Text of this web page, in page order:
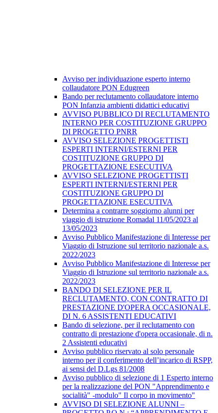
Avviso per individuazione esperto interno
collaudatore PON Edugreen
Bando per reclutamento collaudatore interno
PON Infanzia ambienti didattici educativi
AVVISO PUBBLICO DI RECLUTAMENTO
INTERNO PER COSTITUZIONE GRUPPO
DI PROGETTO PNRR
AVVISO SELEZIONE PROGETTISTI
ESPERTI INTERNI/ESTERNI PER
COSTITUZIONE GRUPPO DI
PROGETTAZIONE ESECUTIVA
AVVISO SELEZIONE PROGETTISTI
ESPERTI INTERNI/ESTERNI PER
COSTITUZIONE GRUPPO DI
PROGETTAZIONE ESECUTIVA
Determina a contrarre soggiorno alunni per
viaggio di istruzione Romadal 11/05/2023 al
13/05/2023
Avviso Pubblico Manifestazione di Interesse per
Viaggio di Istruzione sul territorio nazionale a.s.
2022/2023
Avviso Pubblico Manifestazione di Interesse per
Viaggio di Istruzione sul territorio nazionale a.s.
2022/2023
BANDO DI SELEZIONE PER IL
RECLUTAMENTO, CON CONTRATTO DI
PRESTAZIONE D'OPERA OCCASIONALE,
DI N. 6 ASSISTENTI EDUCATIVI
Bando di selezione, per il reclutamento con
contratto di prestazione d'opera occasionale, di n.
2 Assistenti educativi
Avviso pubblico riservato al solo personale
interno per il conferimento dell’incarico di RSPP,
ai sensi del D.Lgs 81/2008
Avviso pubblico di selezione di 1 Esperto interno
per la realizzazione del PON "Apprendimento e
socialità" -modulo" Il corpo in movimento"
AVVISO DI SELEZIONE ALUNNI –